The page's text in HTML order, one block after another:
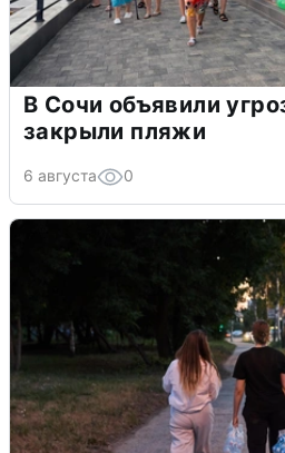
В Сочи объявили
закрыли пляжи
6 августа 0